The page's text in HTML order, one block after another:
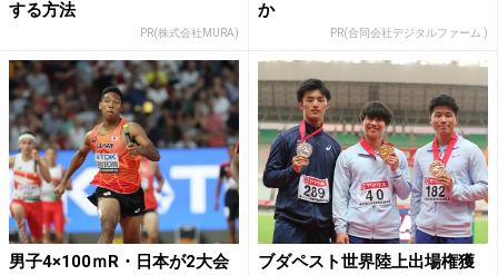
する方法
PR(株式会社MURA)
か
PR(合同会社デジタルファーム )
男子4×100ｍR・日本が2大会
ブダペスト世界陸上出場権獲